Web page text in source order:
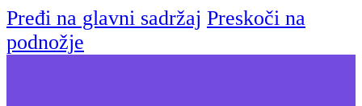
Pređi na glavni sadržaj Preskoči na
podnožje